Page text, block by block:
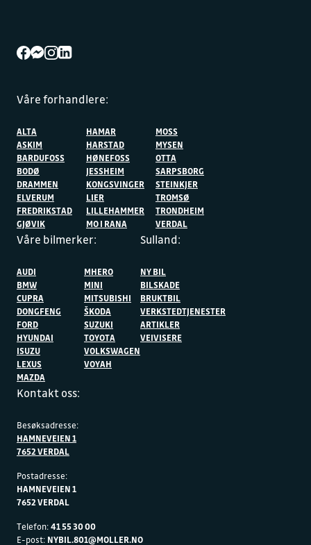
Våre forhandlere:
ALTA
ASKIM
BARDUFOSS
BODØ
DRAMMEN
ELVERUM
FREDRIKSTAD
GJØVIK
HAMAR
HARSTAD
HØNEFOSS
JESSHEIM
KONGSVINGER
LIER
LILLEHAMMER
MO I RANA
MOSS
MYSEN
OTTA
SARPSBORG
STEINKJER
TROMSØ
TRONDHEIM
VERDAL
Våre bilmerker:
AUDI
BMW
CUPRA
DONGFENG
FORD
HYUNDAI
ISUZU
LEXUS
MAZDA
MHERO
MINI
MITSUBISHI
ŠKODA
SUZUKI
TOYOTA
VOLKSWAGEN
VOYAH
Sulland:
NY BIL
BILSKADE
BRUKTBIL
VERKSTEDTJENESTER
ARTIKLER
VEIVISERE
Kontakt oss:
Besøksadresse:
HAMNEVEIEN 1
7652 VERDAL
Postadresse:
HAMNEVEIEN 1
7652 VERDAL
Telefon:41 55 30 00
E-post: NYBIL.801@MOLLER.NO